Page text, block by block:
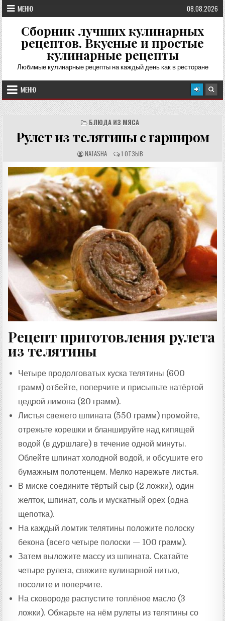
Перейти
к
содержимому
МЕНЮ 08.08.2026
Сборник лучших кулинарных
рецептов. Вкусные и простые
кулинарные рецепты
Любимые кулинарные рецепты на каждый день как в ресторане
МЕНЮ
БЛЮДА ИЗ МЯСА
Рулет из телятины с гарниром
А
В
Т
Р
Р
Е
Ц
Е
П
Т
А
:
NATASHA О
Т
З
Ы
В
Ы
:
1 ОТЗЫВ
Рецепт приготовления рулета
из телятины
Четыре продолговатых куска телятины (600
грамм) отбейте, поперчите и присыпьте натёртой
цедрой лимона (20 грамм).
Листья свежего шпината (550 грамм) промойте,
отрежьте корешки и бланшируйте над кипящей
водой (в дуршлаге) в течение одной минуты.
Облейте шпинат холодной водой, и обсушите его
бумажным полотенцем. Мелко нарежьте листья.
В миске соедините тёртый сыр (2 ложки), один
желток, шпинат, соль и мускатный орех (одна
щепотка).
На каждый ломтик телятины положите полоску
бекона (всего четыре полоски — 100 грамм).
Затем выложите массу из шпината. Скатайте
четыре рулета, свяжите кулинарной нитью,
посолите и поперчите.
На сковороде распустите топлёное масло (3
ложки). Обжарьте на нём рулеты из телятины со